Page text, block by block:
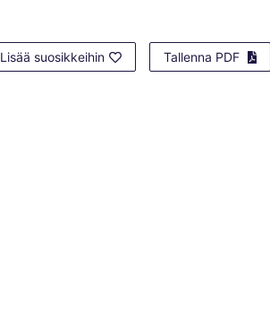
Lisää suosikkeihin Tallenna PDF